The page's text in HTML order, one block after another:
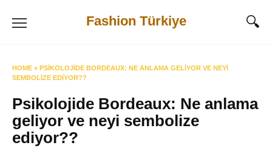
Fashion Türkiye
HOME » PSIKOLOJIDE BORDEAUX: NE ANLAMA GELIYOR VE NEYI
SEMBOLIZE EDIYOR??
Psikolojide Bordeaux: Ne anlama
geliyor ve neyi sembolize
ediyor??